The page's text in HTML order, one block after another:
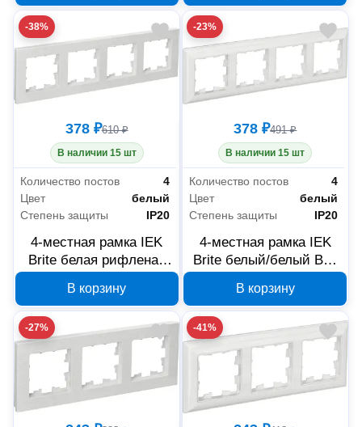
-38%
378 ₽610 ₽
В наличии 15 шт
Количество постов
4
Цвет
белый
Степень защиты
IP20
4-местная рамка IEK
Brite белая рифленая
В корзину
-23%
378 ₽491 ₽
В наличии 15 шт
Количество постов
4
Цвет
белый
Степень защиты
IP20
4-местная рамка IEK
Brite белый/белый BR-
В корзину
-27% -41%